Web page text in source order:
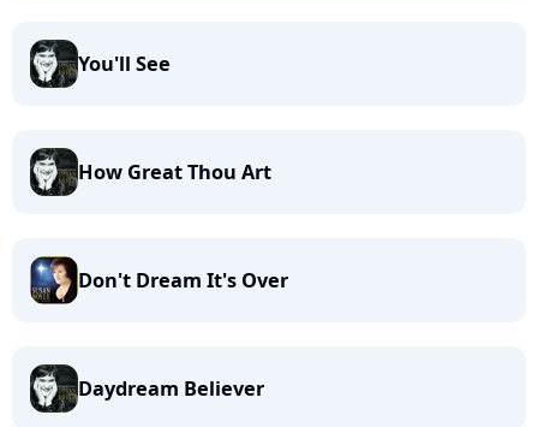
You'll See
How Great Thou Art
Don't Dream It's Over
Daydream Believer